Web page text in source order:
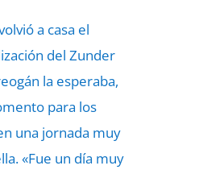
a casa el
del Zunder
la esperaba,
para los
una jornada muy
«Fue un día muy